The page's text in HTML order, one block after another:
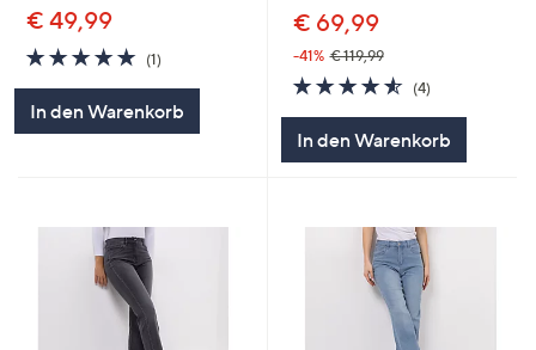
€ 49,99
5.0
von
(1)1
In den Warenkorb
€ 69,99
-41% € 119,99
4.5
von
(4)4
In den Warenkorb